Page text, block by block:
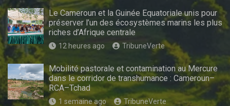
Le Cameroun et la Guinée Equatoriale unis pour
préserver l’un des écosystèmes marins les plus
riches d’Afrique centrale
12 heures ago TribuneVerte
Mobilité pastorale et contamination au Mercure
dans le corridor de transhumance : Cameroun–
RCA–Tchad
1 semaine ago TribuneVerte